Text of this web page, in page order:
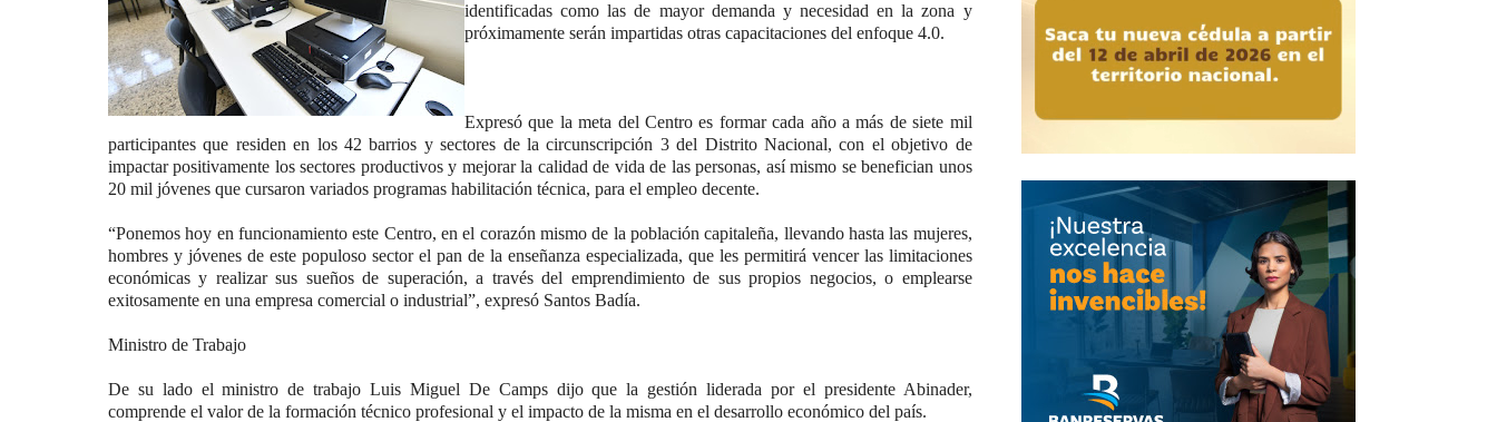
identificadas como las de mayor demanda y necesidad en la zona y
próximamente serán impartidas otras capacitaciones del enfoque 4.0.
Expresó que la meta del Centro es formar cada año a más de siete mil
participantes que residen en los 42 barrios y sectores de la circunscripción 3 del Distrito Nacional, con el objetivo de
impactar positivamente los sectores productivos y mejorar la calidad de vida de las personas, así mismo se benefician unos
20 mil jóvenes que cursaron variados programas habilitación técnica, para el empleo decente.
“Ponemos hoy en funcionamiento este Centro, en el corazón mismo de la población capitaleña, llevando hasta las mujeres,
hombres y jóvenes de este populoso sector el pan de la enseñanza especializada, que les permitirá vencer las limitaciones
económicas y realizar sus sueños de superación, a través del emprendimiento de sus propios negocios, o emplearse
exitosamente en una empresa comercial o industrial”, expresó Santos Badía.
Ministro de Trabajo
De su lado el ministro de trabajo Luis Miguel De Camps dijo que la gestión liderada por el presidente Abinader,
comprende el valor de la formación técnico profesional y el impacto de la misma en el desarrollo económico del país.